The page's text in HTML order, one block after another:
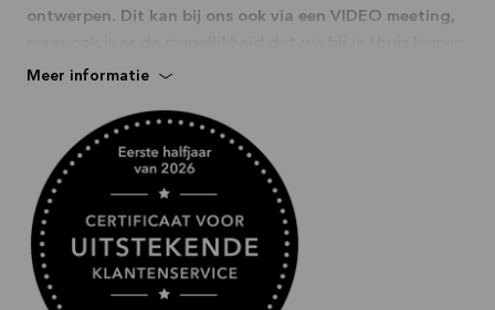
ontwerpen. Dit kan bij ons ook via een VIDEO meeting,
Vraag ons gerust naar de mogelijkheden.
Ook op zakelijk gebied ben je bij ons aan het juiste
adres. Voor advies op maat plannen wij voor jou graag
een afspraak met een van onze B2B specalisten in.
Wij zijn tijdens onze openingstijden bereikbaar:
Meer informatie